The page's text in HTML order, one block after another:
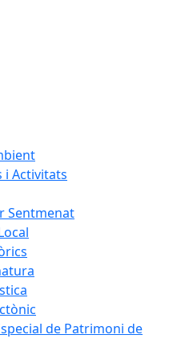
i Activitats
Sentmenat
de Patrimoni de